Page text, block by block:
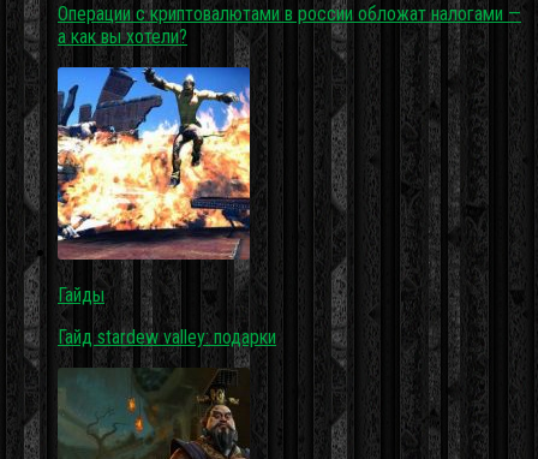
Операции с криптовалютами в россии обложат налогами —
а как вы хотели?
Гайды
Гайд stardew valley: подарки